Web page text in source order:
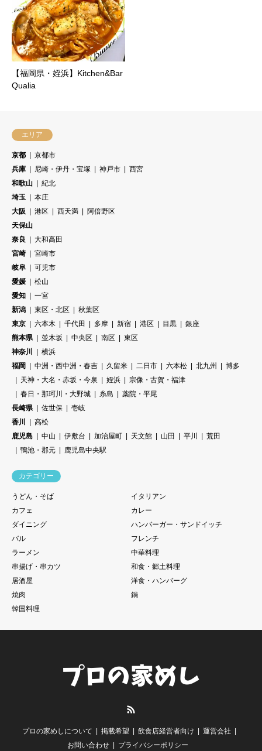
【福岡県・姪浜】Kitchen&Bar
Qualia
エリア
京都
京都市
兵庫
尼崎・伊丹・宝塚 神戸市
西宮
和歌山
紀北
埼玉
本庄
大阪
港区 西天満
阿倍野区
天保山
奈良
大和高田
宮崎
宮崎市
岐阜
可児市
愛媛
松山
愛知
一宮
新潟
東区・北区
秋葉区
東京
六本木 千代田 多摩 新宿 港区 目黒
銀座
熊本県
並木坂 中央区 南区
東区
神奈川
横浜
福岡
中洲・西中洲・春吉 久留米 二日市 六本松 北九州
博多
天神・大名・赤坂・今泉
姪浜
宗像・古賀・福津
春日・那珂川・大野城
糸島
薬院・平尾
長崎県
佐世保
壱岐
香川
高松
鹿児島
中山 伊敷台 加治屋町 天文館 山田 平川
荒田
鴨池・郡元
鹿児島中央駅
カテゴリー
うどん・そば
イタリアン
カフェ
カレー
ダイニング
ハンバーガー・サンドイッチ
バル
フレンチ
ラーメン
中華料理
串揚げ・串カツ
和食・郷土料理
居酒屋
洋食・ハンバーグ
焼肉
鍋
韓国料理
プロの家めしについて 掲載希望 飲食店経営者向け
運営会社
お問い合わせ
プライバシーポリシー